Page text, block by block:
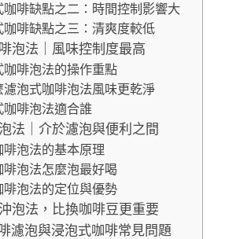
咖啡缺點之二：時間控制影響大
咖啡缺點之三：清爽度較低
泡法｜風味控制度最高
咖啡泡法的操作重點
濾泡式咖啡泡法風味更乾淨
咖啡泡法適合誰
法｜介於濾泡與便利之間
啡泡法的基本原理
啡泡法怎麼泡最好喝
啡泡法的定位與優勢
泡法，比換咖啡豆更重要
濾泡與浸泡式咖啡常見問題